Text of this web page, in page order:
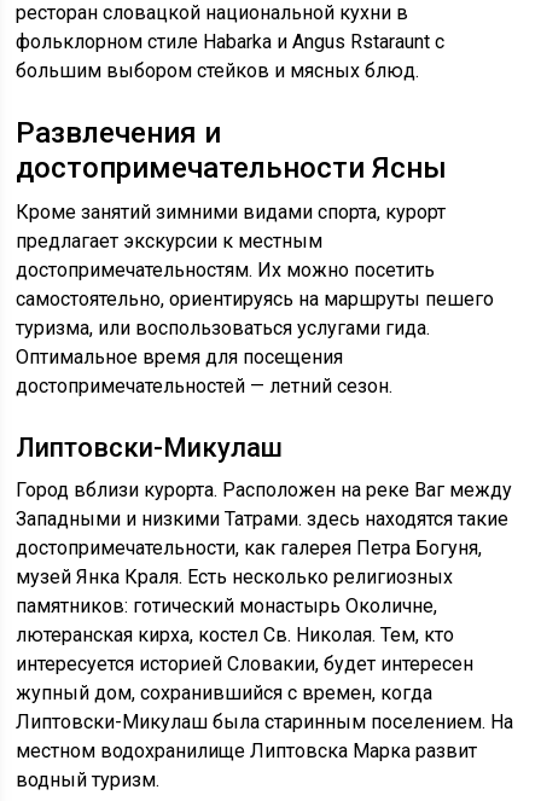
ресторан словацкой национальной кухни в
фольклорном стиле Habarka и Angus Rstaraunt с
большим выбором стейков и мясных блюд.
Развлечения и
достопримечательности Ясны
Кроме занятий зимними видами спорта, курорт
предлагает экскурсии к местным
достопримечательностям. Их можно посетить
самостоятельно, ориентируясь на маршруты пешего
туризма, или воспользоваться услугами гида.
Оптимальное время для посещения
достопримечательностей — летний сезон.
Липтовски-Микулаш
Город вблизи курорта. Расположен на реке Ваг между
Западными и низкими Татрами. здесь находятся такие
достопримечательности, как галерея Петра Богуня,
музей Янка Краля. Есть несколько религиозных
памятников: готический монастырь Околичне,
лютеранская кирха, костел Св. Николая. Тем, кто
интересуется историей Словакии, будет интересен
жупный дом, сохранившийся с времен, когда
Липтовски-Микулаш была старинным поселением. На
местном водохранилище Липтовска Марка развит
водный туризм.